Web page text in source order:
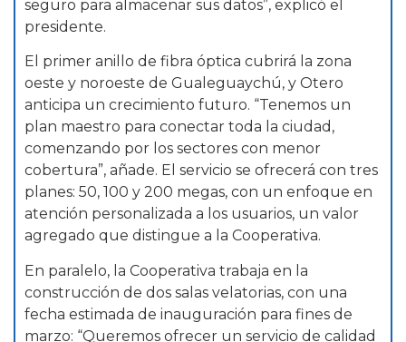
seguro para almacenar sus datos”, explicó el
presidente.
El primer anillo de fibra óptica cubrirá la zona
oeste y noroeste de Gualeguaychú, y Otero
anticipa un crecimiento futuro. “Tenemos un
plan maestro para conectar toda la ciudad,
comenzando por los sectores con menor
cobertura”, añade. El servicio se ofrecerá con tres
planes: 50, 100 y 200 megas, con un enfoque en
atención personalizada a los usuarios, un valor
agregado que distingue a la Cooperativa.
En paralelo, la Cooperativa trabaja en la
construcción de dos salas velatorias, con una
fecha estimada de inauguración para fines de
marzo: “Queremos ofrecer un servicio de calidad